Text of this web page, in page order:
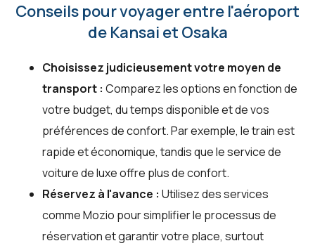
Conseils pour voyager entre l'aéroport
de Kansai et Osaka
Choisissez judicieusement votre moyen de
transport : Comparez les options en fonction de
votre budget, du temps disponible et de vos
préférences de confort. Par exemple, le train est
rapide et économique, tandis que le service de
voiture de luxe offre plus de confort.
Réservez à l'avance : Utilisez des services
comme Mozio pour simplifier le processus de
réservation et garantir votre place, surtout